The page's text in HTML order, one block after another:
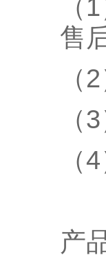
（
售
（
（
（
产